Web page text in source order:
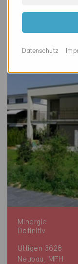
Minergie
Definitiv
Uttigen 3628
Neubau, MFH
Datenschutz